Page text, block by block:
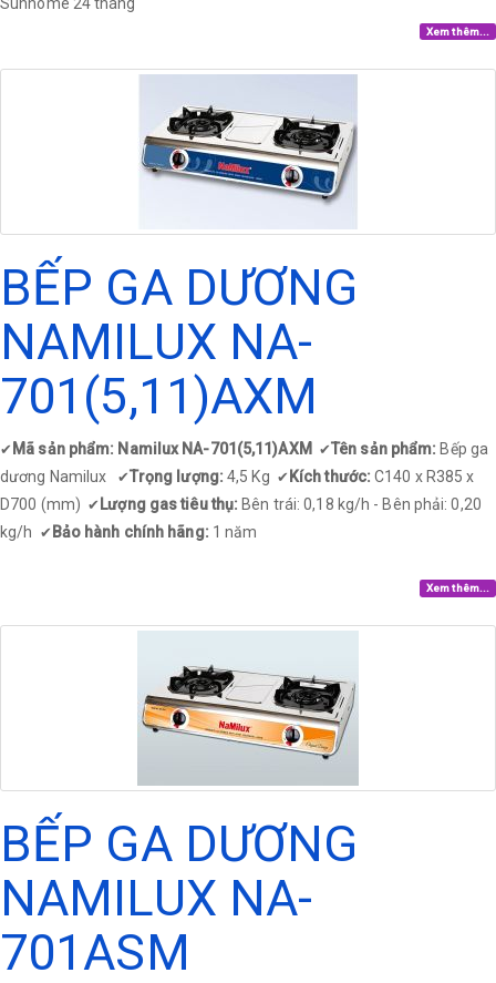
Xem thêm...
BẾP GA DƯƠNG
NAMILUX NA-
701(5,11)AXM
✔ Mã sản phẩm: Namilux NA-701(5,11)AXM ✔Tên sản phẩm: Bếp ga
dương Namilux
✔Trọng lượng:4,5 Kg ✔ Kích thước: C140 x R385 x
D700 (mm) ✔ Lượng gas tiêu thụ: Bên trái: 0,18 kg/h - Bên phải: 0,20
kg/h ✔ Bảo hành chính hãng: 1 năm
Xem thêm...
BẾP GA DƯƠNG
NAMILUX NA-
701ASM